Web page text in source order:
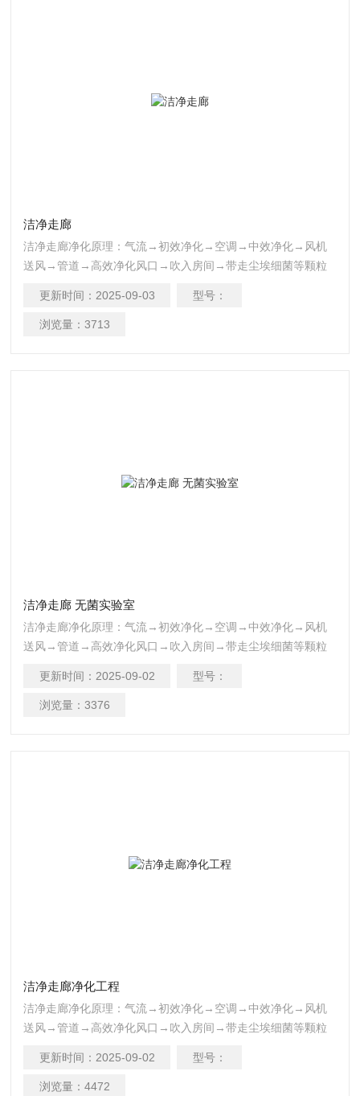
洁净走廊
洁净走廊净化原理：气流→初效净化→空调→中效净化→风机
送风→管道→高效净化风口→吹入房间→带走尘埃细菌等颗粒
更新时间： 2025-09-03 型号：
浏览量： 3713
洁净走廊 无菌实验室
洁净走廊净化原理：气流→初效净化→空调→中效净化→风机
送风→管道→高效净化风口→吹入房间→带走尘埃细菌等颗粒
更新时间： 2025-09-02 型号：
浏览量： 3376
洁净走廊净化工程
洁净走廊净化原理：气流→初效净化→空调→中效净化→风机
送风→管道→高效净化风口→吹入房间→带走尘埃细菌等颗粒
的。
更新时间： 2025-09-02 型号：
浏览量： 4472